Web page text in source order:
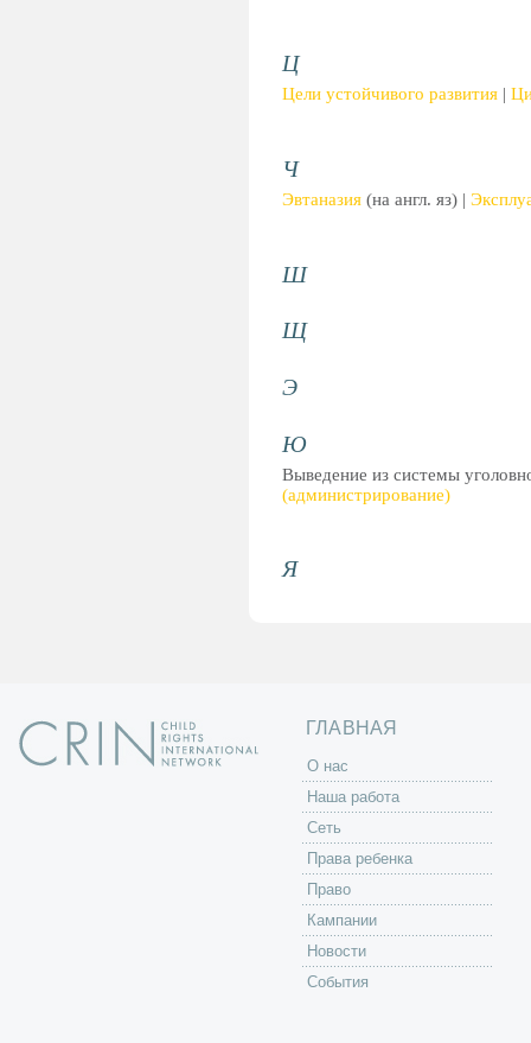
Ц
Цели устойчивого развития |
Ч
Эвтаназия (на англ. яз) |
Ш
Щ
Э
Ю
Выведение из системы
(администрирование)
Я
ГЛАВНАЯ
O нас
Наша работа
Сеть
Права ребенка
Право
Кампании
Новости
События